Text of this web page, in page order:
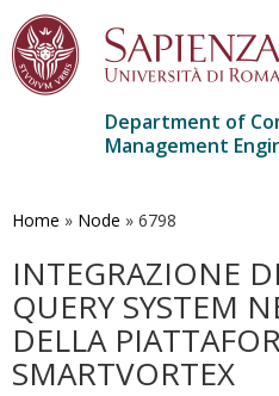
main
Department of
Management
Home » Node » 6798
INTEGRAZIONE
QUERY SYSTEM
DELLA
SMARTVORTEX